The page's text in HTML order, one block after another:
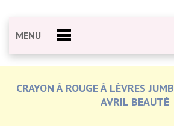
MENU
CRAYON À ROUGE À LÈVRES
AVRIL BEAUTÉ